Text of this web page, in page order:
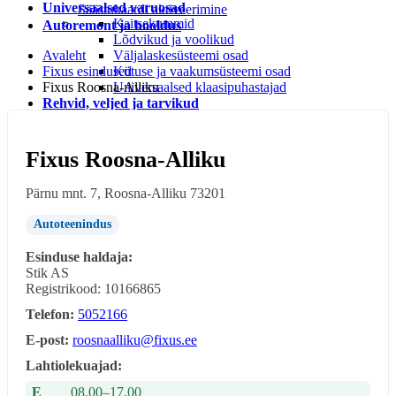
Universaalsed varuosad
Kaitsekummid
Lõdvikud ja voolikud
Väljalaskesüsteemi osad
Kütuse ja vaakumsüsteemi osad
Universaalsed klaasipuhastajad
Rehvid, veljed ja tarvikud
LEIUNURK
Leiunurk autotarvikud
Leiunurk autokeemia ja õlid
Säästukaardi aktiveerimine
Autoremont ja hooldus
Avaleht
Fixus esindused
Fixus Roosna-Alliku
Fixus Roosna-Alliku
Pärnu mnt. 7, Roosna-Alliku 73201
Autoteenindus
Esinduse haldaja:
Stik AS
Registrikood: 10166865
Telefon: 5052166
E-post: roosnaalliku@fixus.ee
Lahtiolekuajad:
E
08.00–17.00